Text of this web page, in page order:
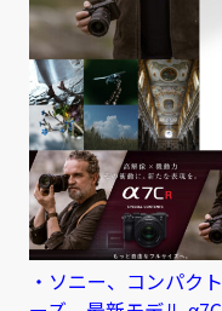
・ソニー、コンパク